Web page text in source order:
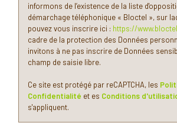
Familles avec 3 enfants
informons de l’existence de la liste
démarchage téléphonique « Bloctel », sur
pouvez vous inscrire ici : https://
cadre de la protection des Données
invitons à ne pas inscrire de Données
champ de saisie libre.
Ce site est protégé par reCAPTCHA, les
Confidentialité et es Conditions
s'appliquent.